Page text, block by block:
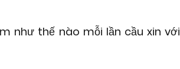
như thế nào mỗi lần cầu xin